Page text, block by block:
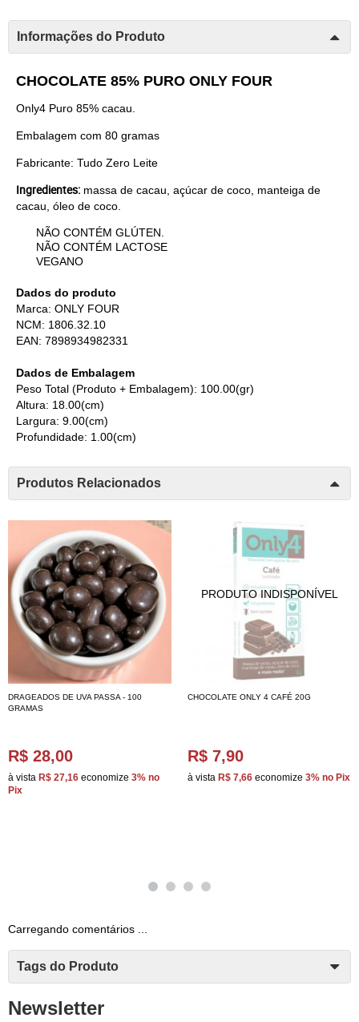
Informações do Produto
CHOCOLATE 85% PURO ONLY FOUR
Only4 Puro 85% cacau.
Embalagem com 80 gramas
Fabricante: Tudo Zero Leite
Ingredientes: massa de cacau, açúcar de coco, manteiga de
cacau, óleo de coco.
NÃO CONTÉM GLÚTEN.
NÃO CONTÉM LACTOSE
VEGANO
Dados do produto
Marca: ONLY FOUR
NCM: 1806.32.10
EAN: 7898934982331
Dados de Embalagem
Peso Total (Produto + Embalagem): 100.00(gr)
Altura: 18.00(cm)
Largura: 9.00(cm)
Profundidade: 1.00(cm)
Produtos Relacionados
DRAGEADOS DE UVA PASSA - 100
GRAMAS
R$ 28,00
à vista R$ 27,16 economize 3% no
Pix
CHOCOLATE ONLY 4 CAFÉ 20G
R$ 7,90
à vista R$ 7,66 economize 3% no Pix
Carregando comentários ...
Tags do Produto
Newsletter